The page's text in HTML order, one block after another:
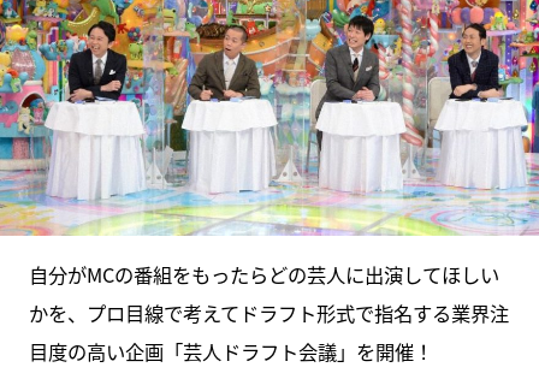
自分がMCの番組をもったらどの芸人に出演してほしい
かを、プロ目線で考えてドラフト形式で指名する業界注
目度の高い企画「芸人ドラフト会議」を開催！